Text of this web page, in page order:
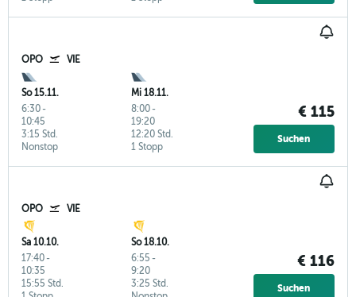
OPO VIE
So 15.11.
6:30-
10:45
Nonstop
3:15 Std.
Mi 18.11.
8:00-
19:20
1 Stopp
12:20 Std.
€ 115
Suchen
OPO VIE
Sa 10.10.
17:40-
10:35
15:55 Std.
So 18.10.
6:55 -
9:20
3:25 Std.
€ 116
Suchen